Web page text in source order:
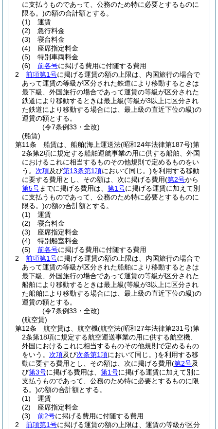
に支払うものであって、公務のため特に必要とするものに
限る。)の額の合計額とする。
(1)
運賃
(2)
急行料金
(3)
寝台料金
(4)
座席指定料金
(5)
特別車両料金
(6)
前各号に掲げる費用に付随する費用
2
前項第1号に掲げる運賃の額の上限は、内国旅行の場合で
あって運賃の等級が区分された鉄道により移動するときは
最下級、外国旅行の場合であって運賃の等級が区分された
鉄道により移動するときは最上級(等級が3以上に区分され
た鉄道により移動する場合には、最上級の直近下位の級)の
運賃の額とする。
(令7条例33・全改)
(船賃)
第11条
船賃は、船舶(海上運送法(昭和24年法律第187号)第
2条第2項に規定する船舶運航事業の用に供する船舶、外国
におけるこれに相当するものその他規則で定めるものをい
う。 次項及び第13条第1項において同じ。)を利用する移動
に要する費用とし、その額は、次に掲げる費用(第2号から
第5号までに掲げる費用は、 第1号に掲げる運賃に加えて別
に支払うものであって、公務のため特に必要とするものに
限る。)の額の合計額とする。
(1)
運賃
(2)
寝台料金
(3)
座席指定料金
(4)
特別船室料金
(5)
前各号に掲げる費用に付随する費用
2
前項第1号に掲げる運賃の額の上限は、内国旅行の場合で
あって運賃の等級が区分された船舶により移動するときは
最下級、外国旅行の場合であって運賃の等級が区分された
船舶により移動するときは最上級(等級が3以上に区分され
た船舶により移動する場合には、最上級の直近下位の級)の
運賃の額とする。
(令7条例33・全改)
(航空賃)
第12条
航空賃は、航空機(航空法(昭和27年法律第231号)第
2条第18項に規定する航空運送事業の用に供する航空機、
外国におけるこれに相当するものその他規則で定めるもの
をいう。 次項及び次条第1項において同じ。)を利用する移
動に要する費用とし、その額は、次に掲げる費用(第2号及
び第3号に掲げる費用は、 第1号に掲げる運賃に加えて別に
支払うものであって、公務のため特に必要とするものに限
る。)の額の合計額とする。
(1)
運賃
(2)
座席指定料金
(3)
前2号に掲げる費用に付随する費用
2
前項第1号に掲げる運賃の額の上限は、運賃の等級が区分